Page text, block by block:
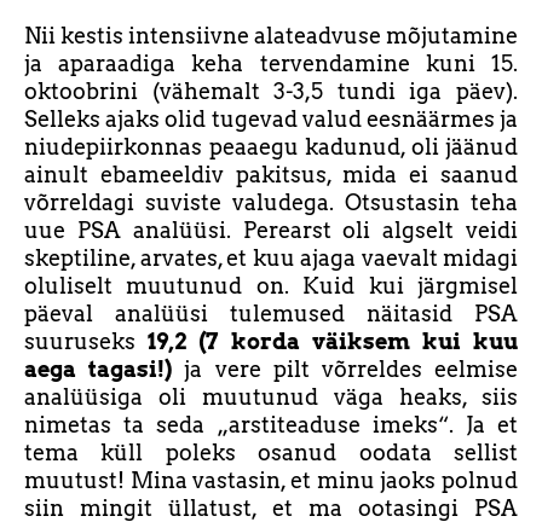
Nii kestis intensiivne alateadvuse mõjutamine
ja aparaadiga keha tervendamine kuni 15.
oktoobrini (vähemalt 3-3,5 tundi iga päev).
Selleks ajaks olid tugevad valud eesnäärmes ja
niudepiirkonnas peaaegu kadunud, oli jäänud
ainult ebameeldiv pakitsus, mida ei saanud
võrreldagi suviste valudega. Otsustasin teha
uue PSA analüüsi. Perearst oli algselt veidi
skeptiline, arvates, et kuu ajaga vaevalt midagi
oluliselt muutunud on. Kuid kui järgmisel
päeval analüüsi tulemused näitasid PSA
suuruseks19,2 (7 korda väiksem kui kuu
aega tagasi!) ja vere pilt võrreldes eelmise
analüüsiga oli muutunud väga heaks, siis
nimetas ta seda „arstiteaduse imeks“. Ja et
tema küll poleks osanud oodata sellist
muutust! Mina vastasin, et minu jaoks polnud
siin mingit üllatust, et ma ootasingi PSA